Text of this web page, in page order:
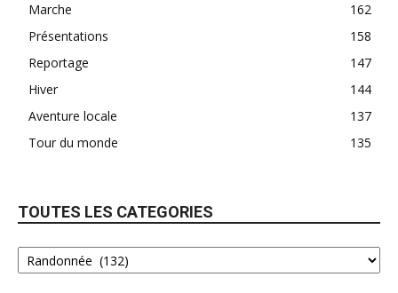
Marche
162
Présentations
158
Reportage
147
Hiver
144
Aventure locale
137
Tour du monde
135
TOUTES LES CATEGORIES